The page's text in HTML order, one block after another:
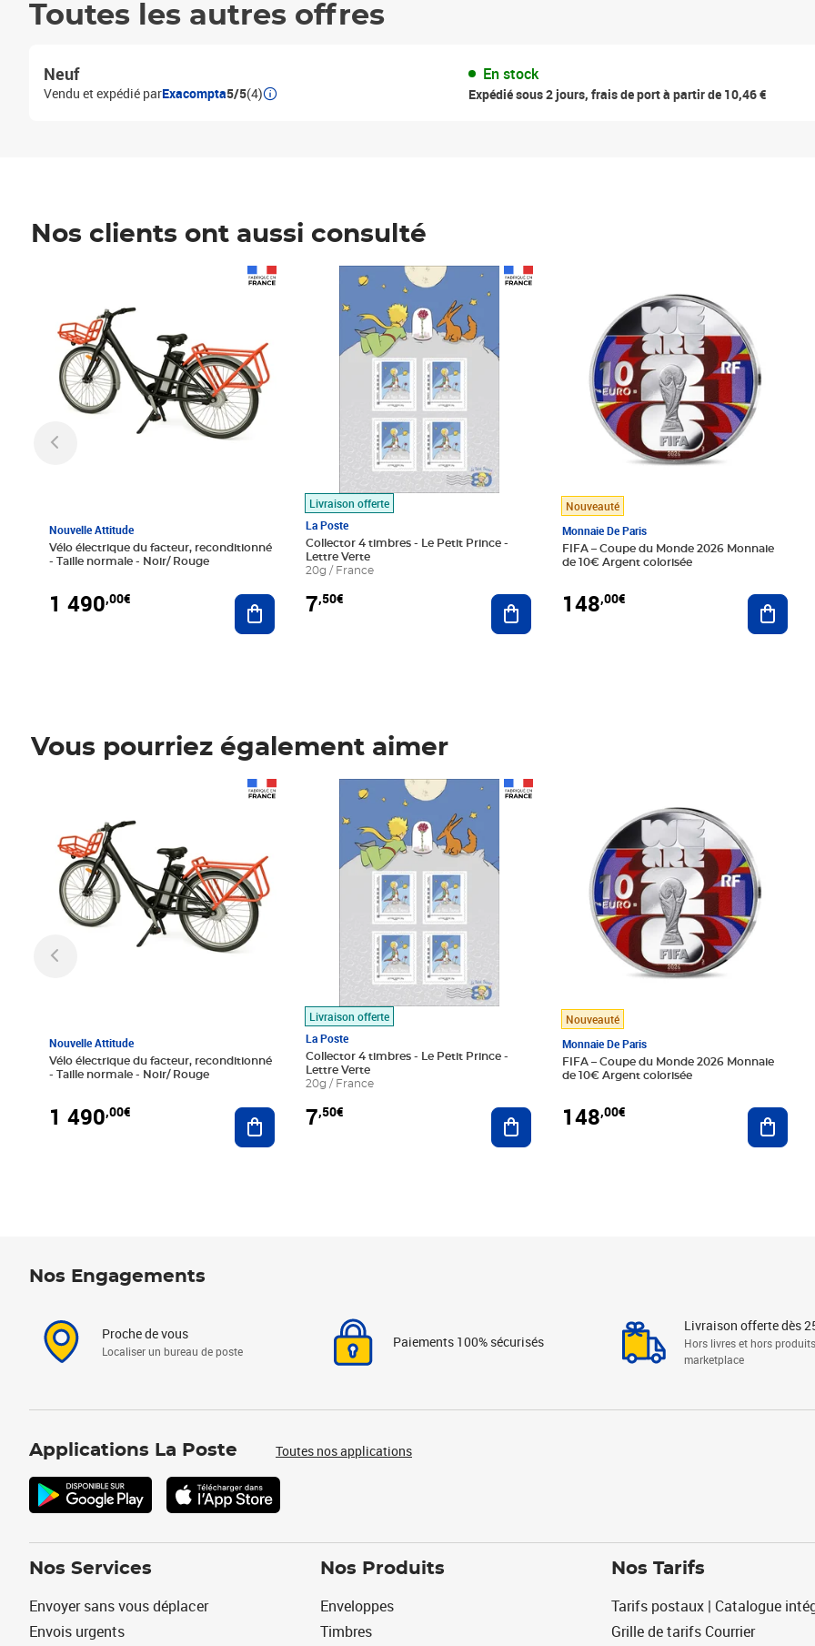
Toutes les autres offres
Neuf
Vendu et expédié parExacompta5/5(4)
En stock
Expédié sous 2 jours, frais de port à partir de 10,46 €
Nos clients ont aussi consulté
Nouvelle Attitude
Vélo électrique du facteur, reconditionné
- Taille normale - Noir/ Rouge
1 490,00€ Ajouter au panier
Livraison offerte
La Poste
Collector 4 timbres - Le Petit Prince -
Lettre Verte
20g / France
7,50€
Prix 7,50€
Ajouter au panier
Nouveauté
Monnaie De Paris
FIFA – Coupe du Monde 2026 Monnaie
de 10€ Argent colorisée
148,00€
Vous pourriez également aimer
Nouvelle Attitude
Vélo électrique du facteur, reconditionné
- Taille normale - Noir/ Rouge
1 490,00€ Ajouter au panier
Livraison offerte
La Poste
Collector 4 timbres - Le Petit Prince -
Lettre Verte
20g / France
7,50€
Prix 7,50€
Ajouter au panier
Nouveauté
Monnaie De Paris
FIFA – Coupe du Monde 2026 Monnaie
de 10€ Argent colorisée
148,00€
Nos Engagements
Proche de vous
Localiser un bureau de poste
Paiements 100% sécurisés
Livraison offerte dès
Hors livres et hors produits
marketplace
Applications La Poste Toutes nos applications
Nos Services
Envoyer sans vous déplacer
Envois urgents
Nos Produits
Enveloppes
Timbres
Nos Tarifs
Tarifs postaux | Catalogue
Grille de tarifs Courrier